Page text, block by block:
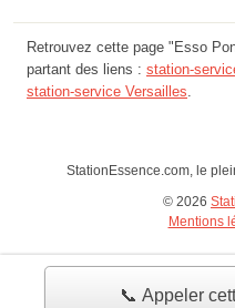
📞 Appeler
Retrouvez cette page "Esso
partant des liens : station-
station-service Versailles
StationEssence.com, le
© 2026
Mentions